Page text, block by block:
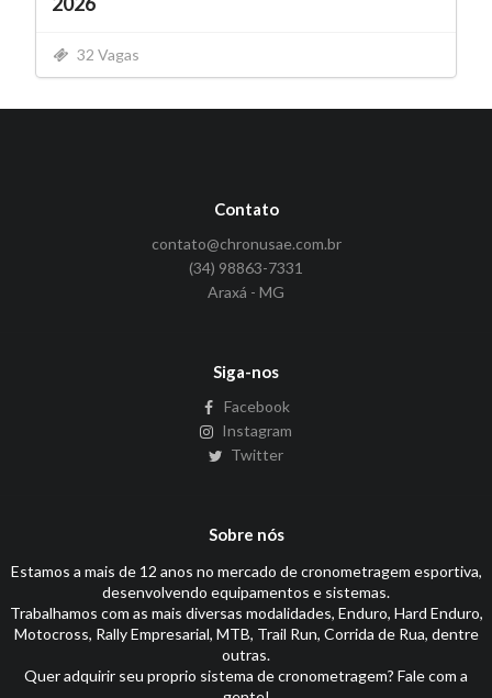
32 Vagas
Contato
contato@chronusae.com.br
(34) 98863-7331
Araxá - MG
Siga-nos
Facebook
Instagram
Twitter
Sobre nós
Estamos a mais de 12 anos no mercado de cronometragem esportiva,
desenvolvendo equipamentos e sistemas.
Trabalhamos com as mais diversas modalidades, Enduro, Hard Enduro,
Motocross, Rally Empresarial, MTB, Trail Run, Corrida de Rua, dentre
outras.
Quer adquirir seu proprio sistema de cronometragem? Fale com a